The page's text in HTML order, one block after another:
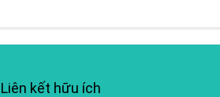
Liên kết hữu ích